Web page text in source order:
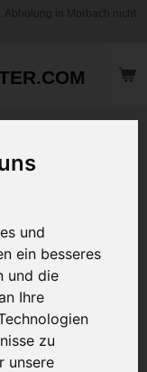
und
ein besseres
und die
Ihre
zu
unsere
/ Tasse -
€